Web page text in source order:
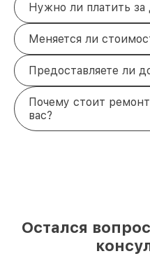
Нужно ли платить за
Меняется ли
Предоставляете ли
Почему стоит
вас?
Остался